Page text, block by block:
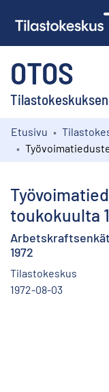
OTOS
Kokoelmat
Etusivu
toukokuulta
1972
Tilastokeskus
1972-08-03